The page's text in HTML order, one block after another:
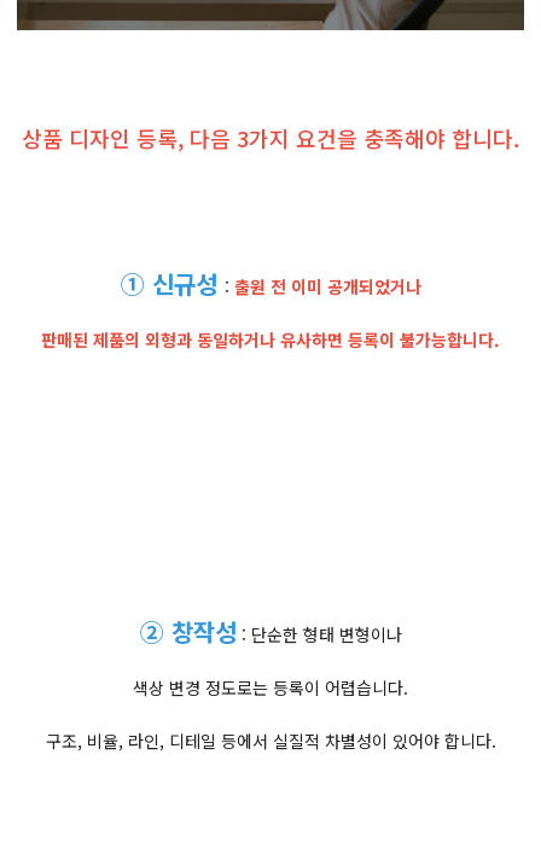
상품 디자인 등록, 다음 3가지 요건을 충족해야 합니다.
① 신규성 : 출원 전 이미 공개되었거나
판매된 제품의 외형과 동일하거나 유사하면 등록이 불가능합니다.
② 창작성 : 단순한 형태 변형이나
색상 변경 정도로는 등록이 어렵습니다.
​구조, 비율, 라인, 디테일 등에서 실질적 차별성이 있어야 합니다.